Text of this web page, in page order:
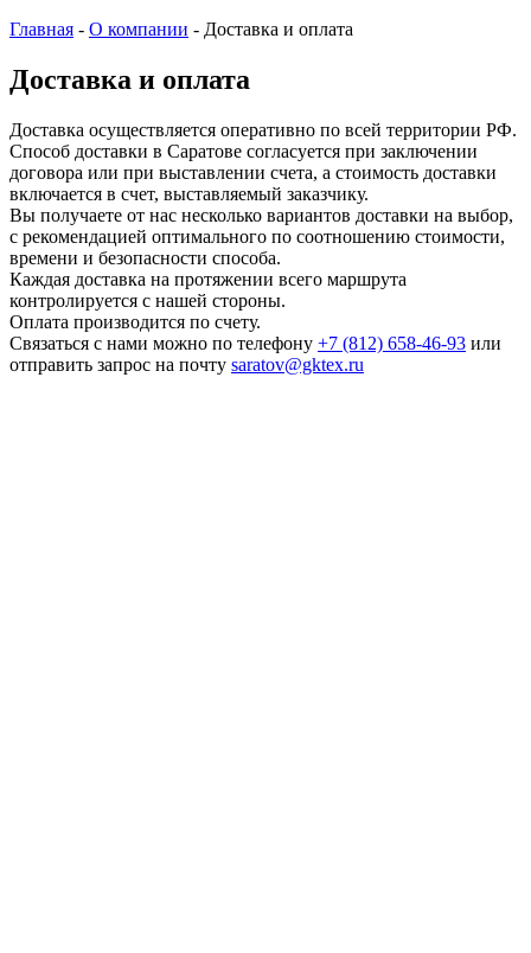
Главная - О компании - Доставка и оплата
Доставка и оплата
Доставка осуществляется оперативно по всей территории РФ.
Способ доставки в Саратове согласуется при заключении
договора или при выставлении счета, а стоимость доставки
включается в счет, выставляемый заказчику.
Вы получаете от нас несколько вариантов доставки на выбор,
с рекомендацией оптимального по соотношению стоимости,
времени и безопасности способа.
Каждая доставка на протяжении всего маршрута
контролируется с нашей стороны.
Оплата производится по счету.
Связаться с нами можно по телефону +7 (812) 658-46-93 или
отправить запрос на почту saratov@gktex.ru